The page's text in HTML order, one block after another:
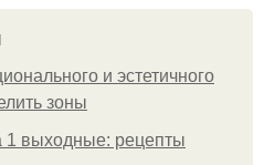
и эстетичного
зоны
1 выходные: рецепты